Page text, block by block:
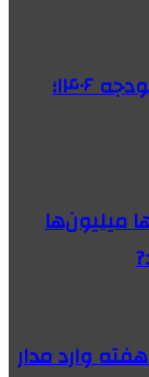
تسویه بدهی‌های صنعت دارو در بودجه ۱۴۰۶؛
میلیون‌ها
وارد مدار